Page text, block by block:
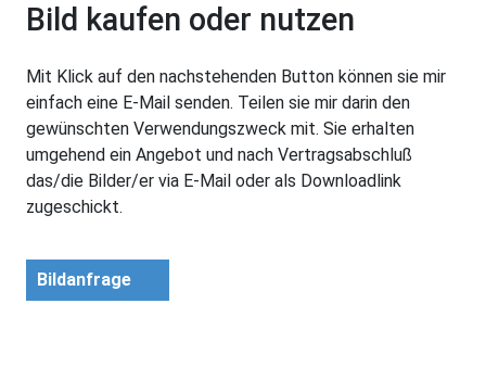
Bild kaufen oder nutzen
Mit Klick auf den nachstehenden Button können sie mir
einfach eine E-Mail senden. Teilen sie mir darin den
gewünschten Verwendungszweck mit. Sie erhalten
umgehend ein Angebot und nach Vertragsabschluß
das/die Bilder/er via E-Mail oder als Downloadlink
zugeschickt.
Bildanfrage